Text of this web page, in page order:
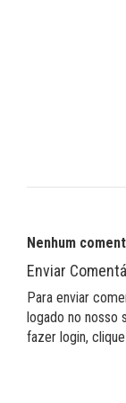
Nenhum
Enviar
Para enviar
logado no nosso
fazer login, clique